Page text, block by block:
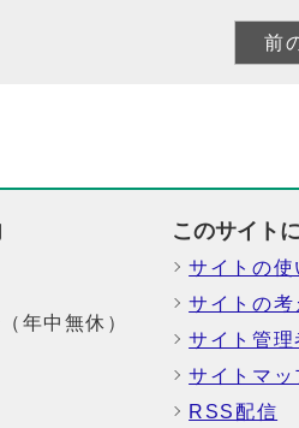
年中無休）
このサイト
サイトの使
サイトの考
サイト管理
サイトマッ
RSS配信